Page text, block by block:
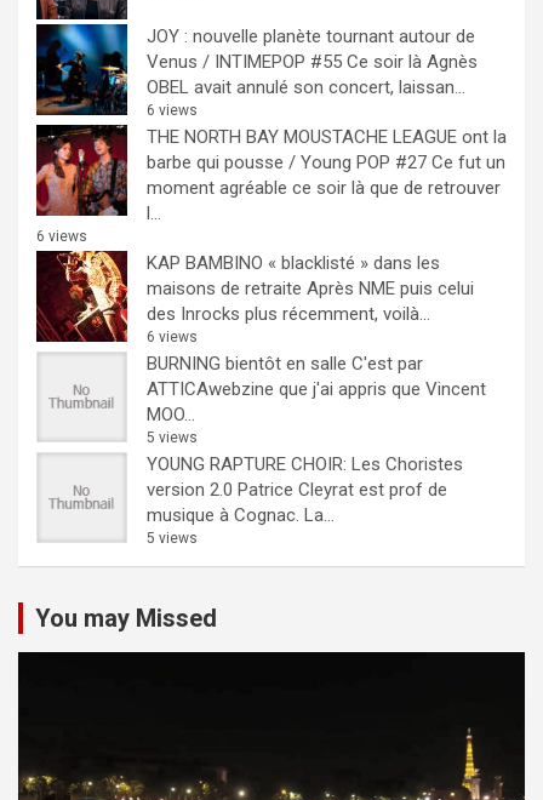
JOY : nouvelle planète tournant autour de
Venus / INTIMEPOP #55 Ce soir là Agnès
OBEL avait annulé son concert, laissan...
6 views
THE NORTH BAY MOUSTACHE LEAGUE ont la
barbe qui pousse / Young POP #27 Ce fut un
moment agréable ce soir là que de retrouver
l...
6 views
KAP BAMBINO « blacklisté » dans les
maisons de retraite Après NME puis celui
des Inrocks plus récemment, voilà...
6 views
BURNING bientôt en salle C'est par
ATTICAwebzine que j'ai appris que Vincent
MOO...
5 views
YOUNG RAPTURE CHOIR: Les Choristes
version 2.0 Patrice Cleyrat est prof de
musique à Cognac. La...
5 views
You may Missed